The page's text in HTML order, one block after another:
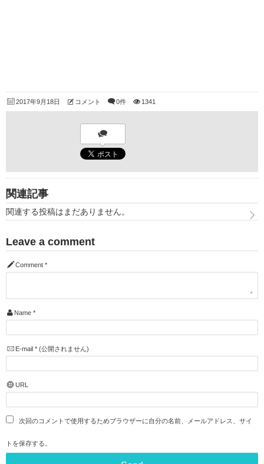
2017年9月18日 コメント 0件 1341
関連記事
関連する投稿はまだありません。
Leave a comment
Comment *
Name *
E-mail *(公開されません)
URL
次回のコメントで使用するためブラウザーに自分の名前、メールアドレス、サイ
トを保存する。